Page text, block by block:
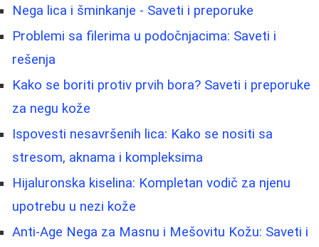
Nega lica i šminkanje - Saveti i preporuke
Problemi sa filerima u podočnjacima: Saveti i
rešenja
Kako se boriti protiv prvih bora? Saveti i preporuke
za negu kože
Ispovesti nesavršenih lica: Kako se nositi sa
stresom, aknama i kompleksima
Hijaluronska kiselina: Kompletan vodič za njenu
upotrebu u nezi kože
Anti-Age Nega za Masnu i Mešovitu Kožu: Saveti i